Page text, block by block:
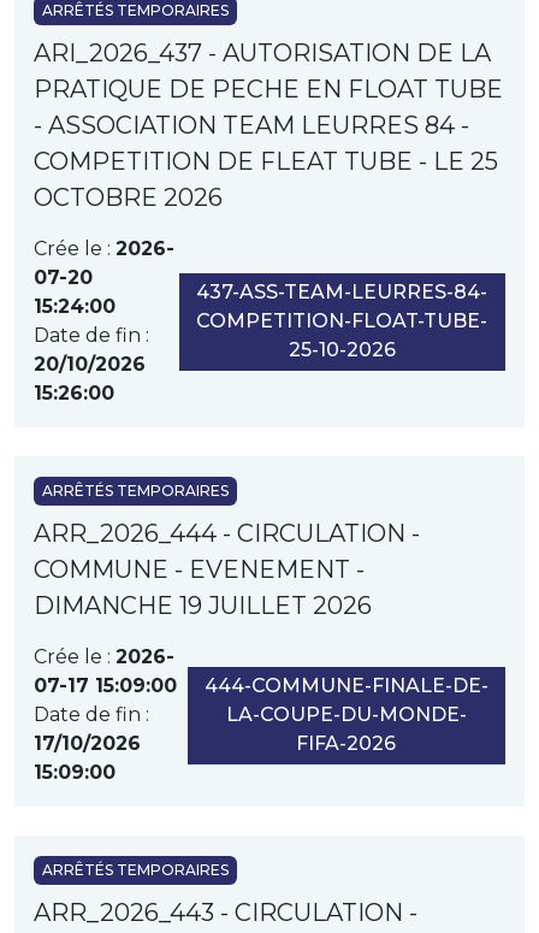
ARRÊTÉS TEMPORAIRES
ARI_2026_437 - AUTORISATION DE LA
PRATIQUE DE PECHE EN FLOAT TUBE
- ASSOCIATION TEAM LEURRES 84 -
COMPETITION DE FLEAT TUBE - LE 25
OCTOBRE 2026
Crée le : 2026-
07-20
15:24:00
Date de fin :
20/10/2026
15:26:00
437-ASS-TEAM-LEURRES-84-
COMPETITION-FLOAT-TUBE-
25-10-2026
ARRÊTÉS TEMPORAIRES
ARR_2026_444 - CIRCULATION -
COMMUNE - EVENEMENT -
DIMANCHE 19 JUILLET 2026
Crée le : 2026-
07-17 15:09:00
Date de fin :
17/10/2026
15:09:00
444-COMMUNE-FINALE-DE-
LA-COUPE-DU-MONDE-
FIFA-2026
ARRÊTÉS TEMPORAIRES
ARR_2026_443 - CIRCULATION -